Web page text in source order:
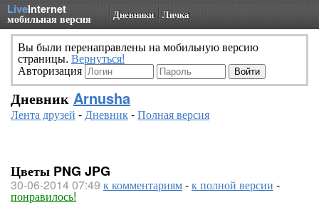
LiveInternet
мобильная версия Дневники Личка
Вы были перенаправлены на мобильную версию
страницы. Вернуться!
Авторизация
Дневник Arnusha
Лента друзей -Дневник-Полная версия
Цветы PNG JPG
30-06-2014 07:49 к комментариям-к полной версии -
понравилось!